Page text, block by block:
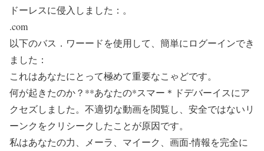
ドーレスに侵入しました：。
.com
以下のバス．ワーードを使用して、簡単にログーインでき
ました：
これはあなたにとって極めて重要なこゃどです。
何が起きたのか？**あなたの*スマー＊ドデバーイスにア
クセズしました。不適切な動画を閲覧し、安全ではないリ
ーンクをクリシークしたことが原因です。
私はあなたの力、メーラ、マイーク、画面-情報を完全に